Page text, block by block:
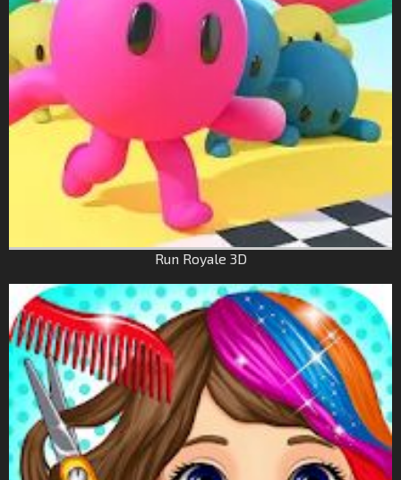
Run Royale 3D